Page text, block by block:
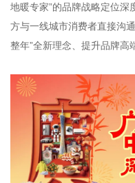
地暖专家”的品牌战略定位深
方与一线城市消费者直接沟
整年”全新理念、提升品牌高